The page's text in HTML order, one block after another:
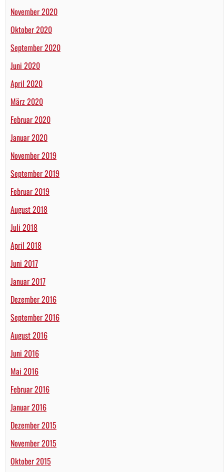
November 2020
Oktober 2020
September 2020
Juni 2020
April 2020
März 2020
Februar 2020
Januar 2020
November 2019
September 2019
Februar 2019
August 2018
Juli 2018
April 2018
Juni 2017
Januar 2017
Dezember 2016
September 2016
August 2016
Juni 2016
Mai 2016
Februar 2016
Januar 2016
Dezember 2015
November 2015
Oktober 2015